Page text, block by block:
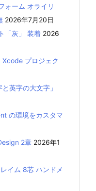
ォーム オライリ
2026年7月20日
「灰」 装着 2026
プロジェク
英字の大文字」
の環境をカスタマ
2章 2026年1
イム 8芯 ハンドメ